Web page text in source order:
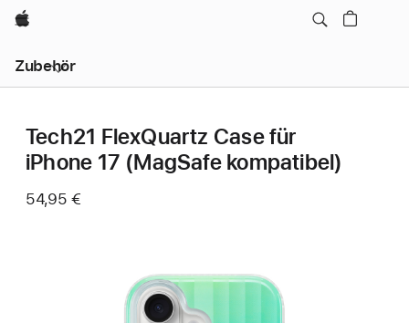
Apple
Zubehör
Navigation
–
öffnenTech21 FlexQuartz Case für
iPhone 17 (MagSafe kompatibel)
54,95 €